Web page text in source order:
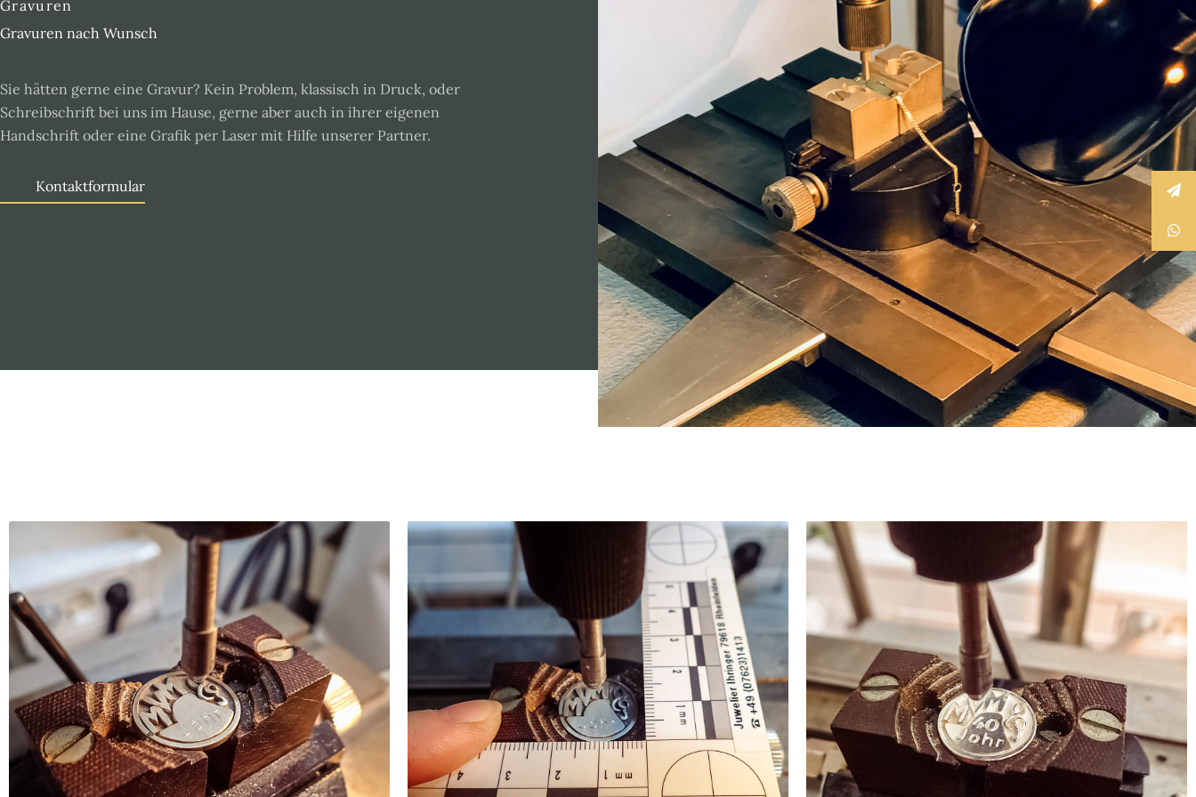
Gravuren
Gravuren nach Wunsch
Sie hätten gerne eine Gravur? Kein Problem, klassisch in Druck, oder
Schreibschrift bei uns im Hause, gerne aber auch in ihrer eigenen
Handschrift oder eine Grafik per Laser mit Hilfe unserer Partner.
Kontaktformular